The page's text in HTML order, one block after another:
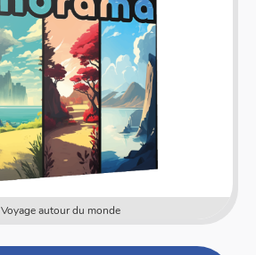
Numericards - Mesure